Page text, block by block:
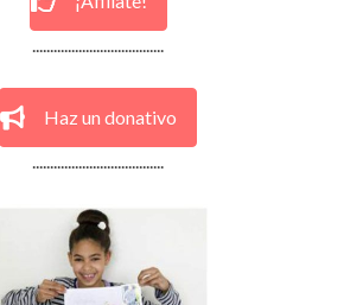
.....................................
Haz un donativo
.....................................